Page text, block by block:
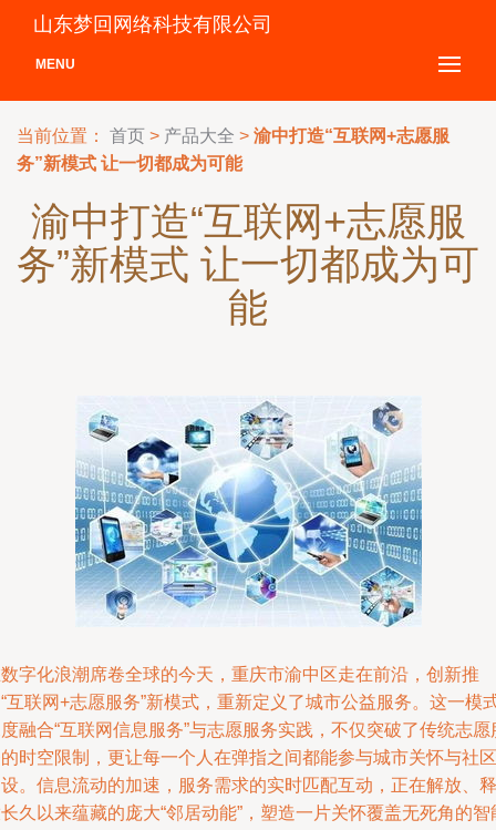
山东梦回网络科技有限公司
MENU
当前位置： 首页 > 产品大全 > 渝中打造“互联网+志愿服
务”新模式 让一切都成为可能
渝中打造“互联网+志愿服
务”新模式 让一切都成为可
能
字化浪潮席卷全球的今天，重庆市渝中区走在前沿，创新推
互联网+志愿服务”新模式，重新定义了城市公益服务。这一模
融合“互联网信息服务”与志愿服务实践，不仅突破了传统志愿
时空限制，更让每一个人在弹指之间都能参与城市关怀与社区
。信息流动的加速，服务需求的实时匹配互动，正在解放、释
久以来蕴藏的庞大“邻居动能”，塑造一片关怀覆盖无死角的智